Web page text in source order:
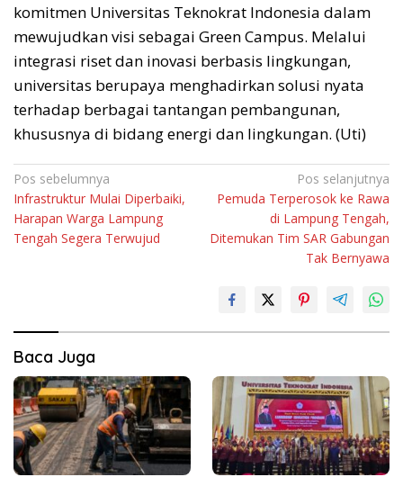
komitmen Universitas Teknokrat Indonesia dalam
mewujudkan visi sebagai Green Campus. Melalui
integrasi riset dan inovasi berbasis lingkungan,
universitas berupaya menghadirkan solusi nyata
terhadap berbagai tantangan pembangunan,
khususnya di bidang energi dan lingkungan. (Uti)
Navigasi
pos
Pos sebelumnya
Infrastruktur Mulai Diperbaiki,
Harapan Warga Lampung
Tengah Segera Terwujud
Pos selanjutnya
Pemuda Terperosok ke Rawa
di Lampung Tengah,
Ditemukan Tim SAR Gabungan
Tak Bernyawa
Baca Juga